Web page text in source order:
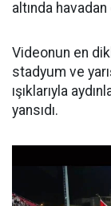
altında
Videonun en
stadyum ve
ışıklarıyla
yansıdı.